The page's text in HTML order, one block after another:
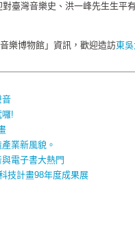
臺灣音樂史、洪一峰先生生平
樂博物館」資訊，歡迎造訪東
音
囉!
業新風貌。
電子書大熱門
技計畫98年度成果展